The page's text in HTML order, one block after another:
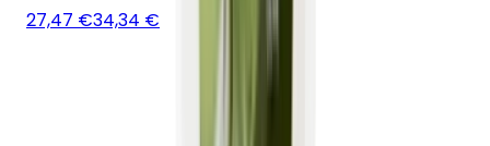
27,47 €34,34 €